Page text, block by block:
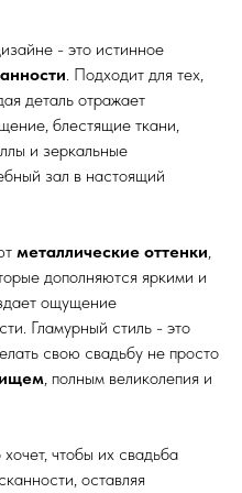
- это истинное
. Подходит для тех,
деталь отражает
блестящие ткани,
и зеркальные
зал в настоящий
металлические оттенки,
дополняются яркими и
ощущение
Гламурный стиль - это
свою свадьбу не просто
, полным великолепия и
чтобы их свадьба
оставляя